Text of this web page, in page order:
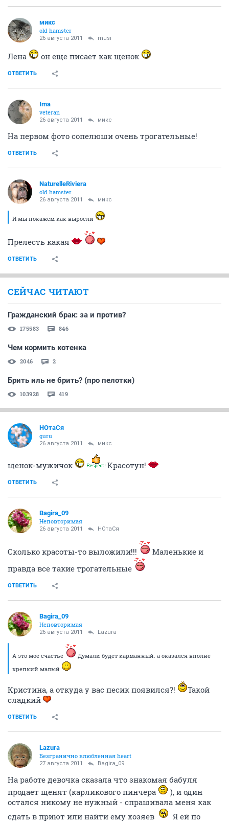
микс
old hamster
26 августа 2011 musi
Лена он еще писает как щенок
ОТВЕТИТЬ
Ima
veteran
26 августа 2011 микс
На первом фото сопелюши очень трогательные!
ОТВЕТИТЬ
NaturelleRiviera
old hamster
26 августа 2011 микс
И мы покажем как выросли
Прелесть какая
ОТВЕТИТЬ
СЕЙЧАС ЧИТАЮТ
Гражданский брак: за и против?
175583 846
Чем кормить котенка
2046 2
Брить иль не брить? (про пелотки)
103928 419
НОтаСя
guru
26 августа 2011 микс
щенок-мужичок Красотун!
ОТВЕТИТЬ
Bagira_09
Неповторимая
26 августа 2011 НОтаСя
Сколько красоты-то выложили!!!
Маленькие и
правда все такие трогательные
ОТВЕТИТЬ
Bagira_09
Неповторимая
26 августа 2011 Lazura
А это мое счастье
Думали будет карманный. а оказался вполне
крепкий малый
Кристина, а откуда у вас песик появился?!
Такой
сладкий
ОТВЕТИТЬ
Lazura
Безгранично влюбленная heart
27 августа 2011 Bagira_09
На работе девочка сказала что знакомая бабуля
продает щенят (карликового пинчера
), и один
остался никому не нужный - спрашивала меня как
сдать в приют или найти ему хозяев
Я ей по